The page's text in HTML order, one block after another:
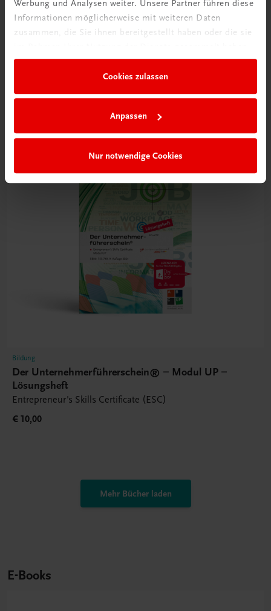
Werbung und Analysen weiter. Unsere Partner führen diese
Informationen möglicherweise mit weiteren Daten
zusammen, die Sie ihnen bereitgestellt haben oder die sie
Cookies zulassen
Anpassen
Nur notwendige Cookies
Bildung
Der Unternehmerführerschein® – Modul UP –
Lösungsheft
Entrepreneur's Skills Certificate (ESC)
€ 10,00
Mehr Bücher laden
E-Books